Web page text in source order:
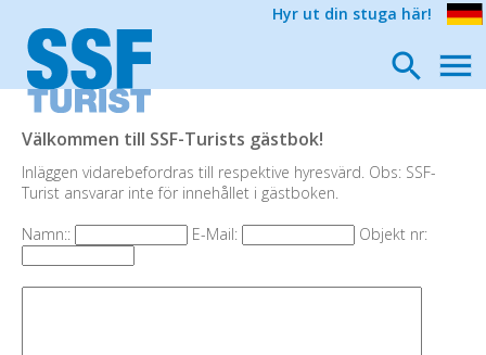
Hyr ut din stuga här!
Välkommen till SSF-Turists gästbok!
Inläggen vidarebefordras till respektive hyresvärd. Obs: SSF-
Turist ansvarar inte för innehållet i gästboken.
Namn::
E-Mail: Objekt nr: